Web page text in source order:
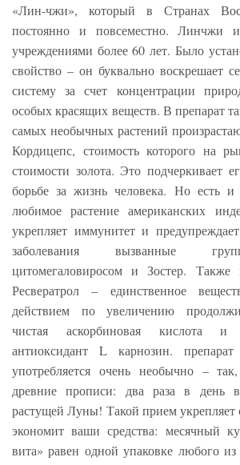
«Лин-чжи», который в Странах
постоянно и повсеместно. Линчжи
учреждениями более 60 лет. Было
свойство – он буквально воскрешает
систему за счет концентрации
особых красящих веществ. В препарат
самых необычных растений
Кордицепс, стоимость которого на
стоимости золота. Это подчеркивает
борьбе за жизнь человека. Но есть и
любимое растение американских
укрепляет иммунитет и
заболевания вызванные
цитомегаловиросом и Зостер.
Ресвератрол – единственное
действием по увеличению
чистая аскорбиновая кислота
антиоксидант L карнозин.
употребляется очень необычно –
древние прописи: два раза в день
растущей Луны! Такой прием укрепляет
экономит ваши средства: месячный
вита» равен одной упаковке любого